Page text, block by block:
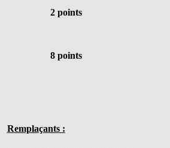
2 points
8 points
Remplaçants :